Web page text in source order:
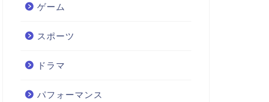
ゲーム
スポーツ
ドラマ
パフォーマンス